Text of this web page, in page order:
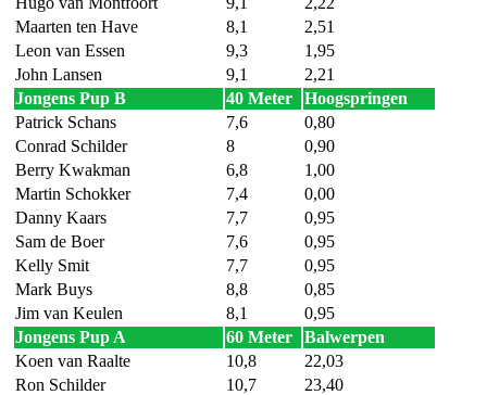
Maarten ten Have
8,1
2,51
Leon van Essen
9,3
1,95
John Lansen
9,1
2,21
Jongens Pup B
40 Meter
Hoogspringen
Patrick Schans
7,6
0,80
Conrad Schilder
8
0,90
Berry Kwakman
6,8
1,00
Martin Schokker
7,4
0,00
Danny Kaars
7,7
0,95
Sam de Boer
7,6
0,95
Kelly Smit
7,7
0,95
Mark Buys
8,8
0,85
Jim van Keulen
8,1
0,95
Jongens Pup A
60 Meter
Balwerpen
Koen van Raalte
10,8
22,03
Ron Schilder
10,7
23,40